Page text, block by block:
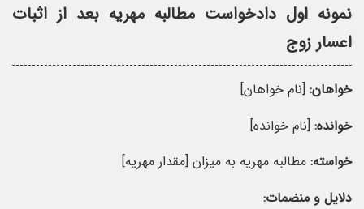
نمونه اول دادخواست مطالبه مهریه بعد از اثبات
اعسار زوج
خواهان: [نام خواهان]
خوانده: [نام خوانده]
خواسته: مطالبه مهریه به میزان [مقدار مهریه]
دلایل و منضمات: